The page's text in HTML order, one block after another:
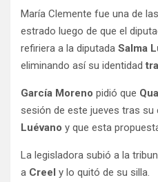
María Clemente fue una de
estrado luego de que el
refiriera a la diputada Salma
eliminando así su identidad
García Moreno pidió que
sesión de este jueves tras su
Luévano y que esta
La legisladora subió a la
a Creel y lo quitó de su silla.